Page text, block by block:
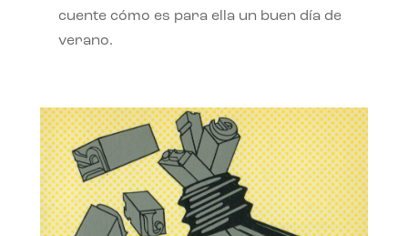
cuente cómo es para ella un buen día de
verano.